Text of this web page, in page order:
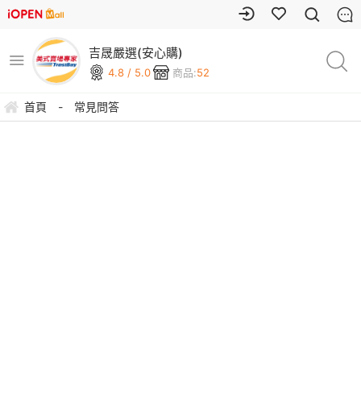
吉晟嚴選(安心購)
4.8 / 5.0 商品:52
首頁 - 常見問答